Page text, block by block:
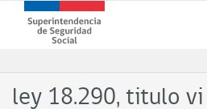
principalSuperintendencia
de
(SUSESO)
-
ley 18.290, titulo